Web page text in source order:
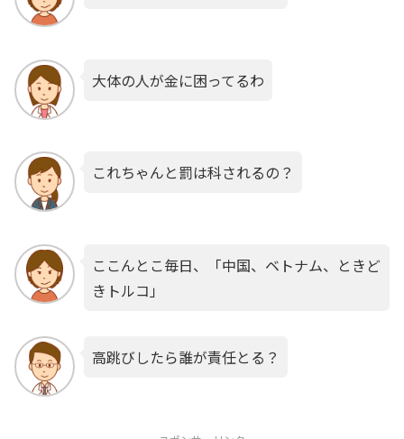
大体の人が金に困ってるわ
これちゃんと罰は科されるの？
ここんとこ毎日、「中国、ベトナム、ときど
きトルコ」
高跳びしたら誰が責任とる？